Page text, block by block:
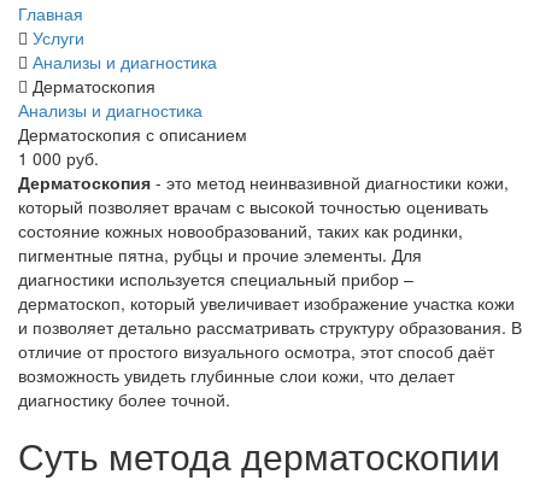
Главная
Услуги
Анализы и диагностика
Дерматоскопия
Анализы и диагностика
Дерматоскопия с описанием
1 000 руб.
Дерматоскопия - это метод неинвазивной диагностики кожи,
который позволяет врачам с высокой точностью оценивать
состояние кожных новообразований, таких как родинки,
пигментные пятна, рубцы и прочие элементы. Для
диагностики используется специальный прибор –
дерматоскоп, который увеличивает изображение участка кожи
и позволяет детально рассматривать структуру образования. В
отличие от простого визуального осмотра, этот способ даёт
возможность увидеть глубинные слои кожи, что делает
диагностику более точной.
Суть метода дерматоскопии